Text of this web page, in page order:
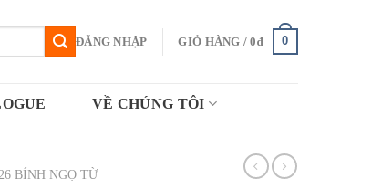
ĐĂNG NHẬP GIỎ HÀNG /0₫ 0
VỀ CHÚNG TÔI
BÍNH NGỌ TỪ